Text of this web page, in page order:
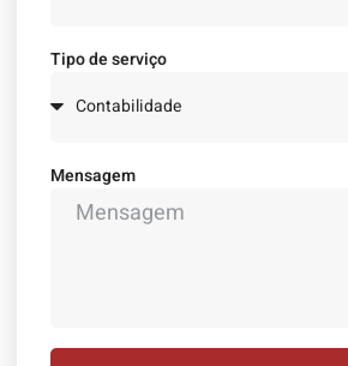
Tipo de serviço
Mensagem